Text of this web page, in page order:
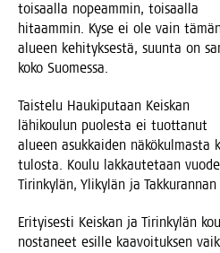
toi­saal­la nopeam­min, toi­saal­la
hitaam­min. Kyse ei ole vain
alu­een kehi­tyk­ses­tä, suun­ta on
koko Suomessa.
Tais­te­lu Hau­ki­pu­taan Keis­kan
lähi­kou­lun puo­les­ta ei tuot­ta­nut
alu­een asuk­kai­den
tulos­ta. Kou­lu lak­kau­te­taan
Tirin­ky­län, Yli­ky­län ja
Eri­tyi­ses­ti Keis­kan ja Tirin­ky­län
nos­ta­neet esil­le kaa­voi­tuk­sen